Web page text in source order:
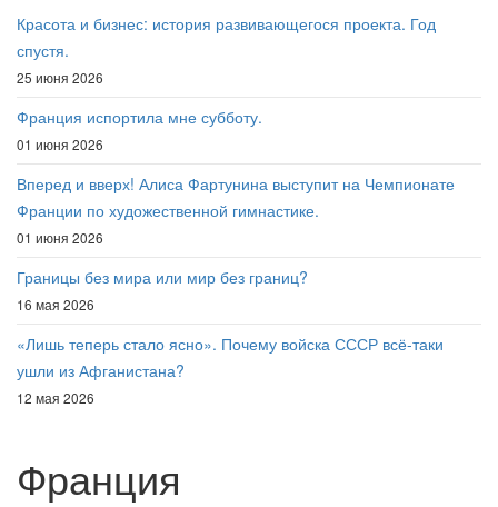
Красота и бизнес: история развивающегося проекта. Год
спустя.
25 июня 2026
Франция испортила мне субботу.
01 июня 2026
Вперед и вверх! Алиса Фартунина выступит на Чемпионате
Франции по художественной гимнастике.
01 июня 2026
Границы без мира или мир без границ?
16 мая 2026
«Лишь теперь стало ясно». Почему войска СССР всё-таки
ушли из Афганистана?
12 мая 2026
Франция